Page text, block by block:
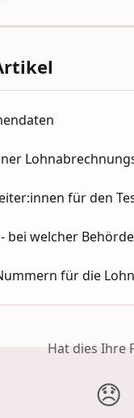
für den
bei welcher
für die
Hat dies Ihre
😞